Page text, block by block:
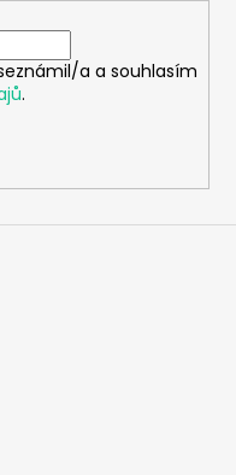
a a souhlasím
.